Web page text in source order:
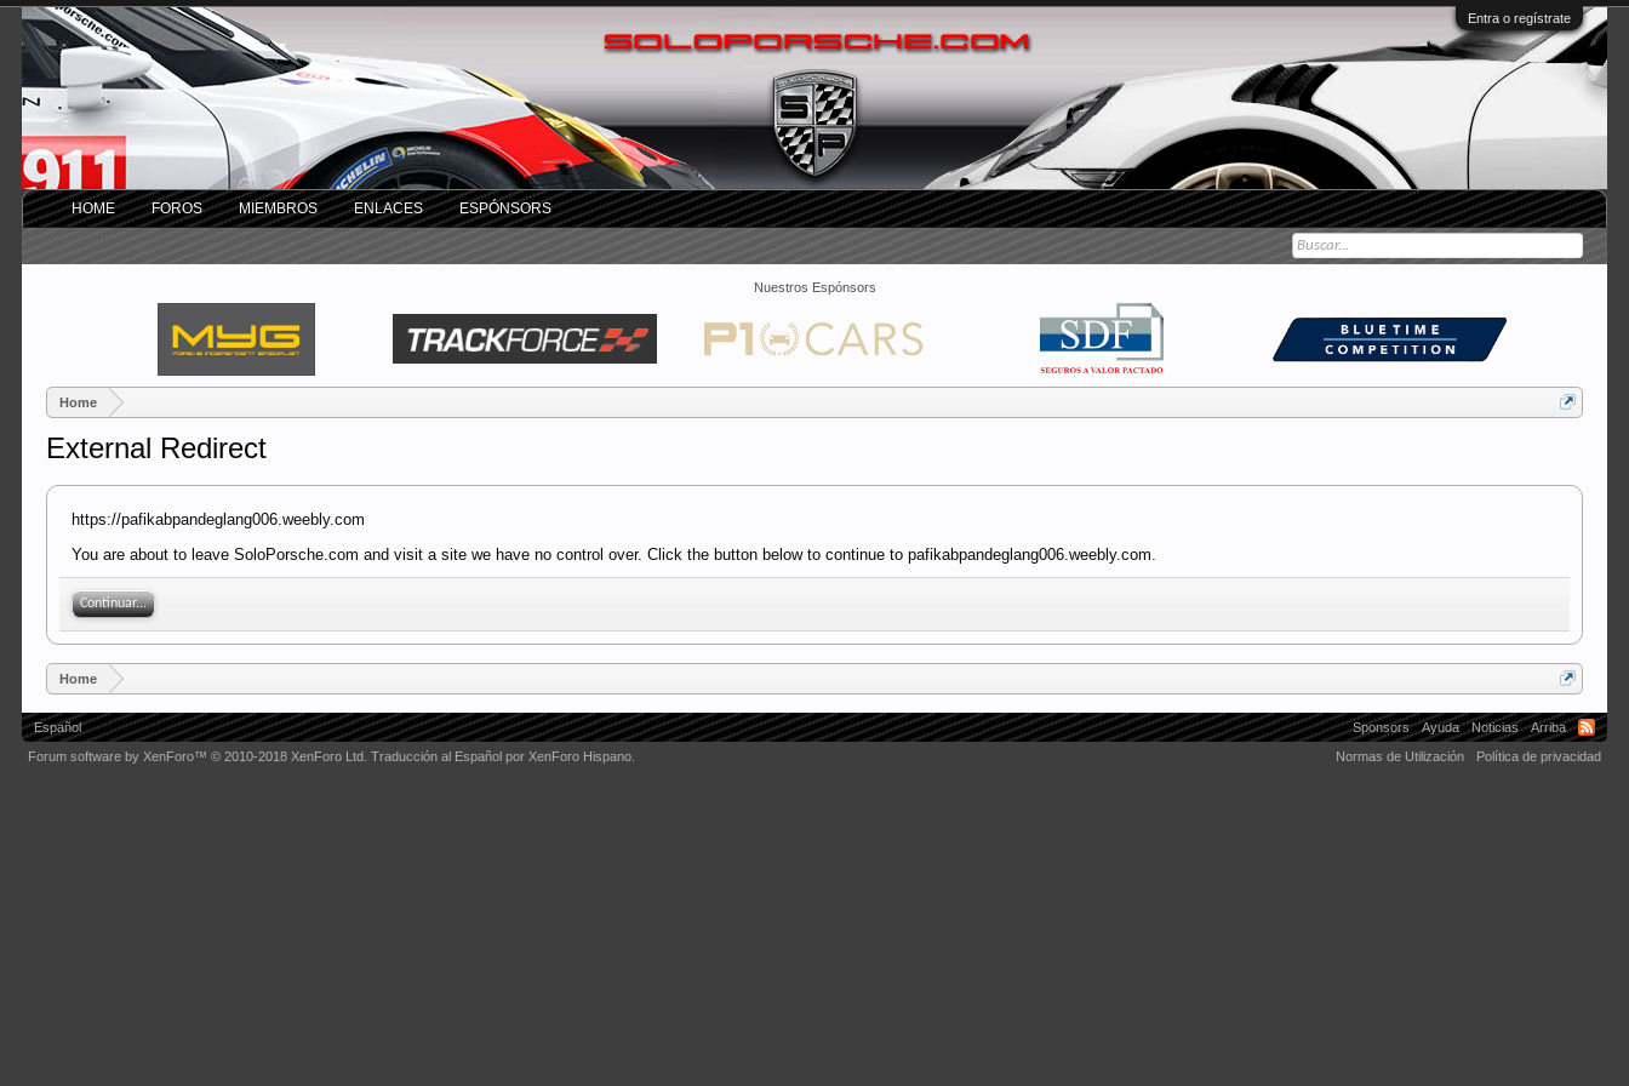
Entra o regístrate
Nuestros Espónsors
Home
External Redirect
https://pafikabpandeglang006.weebly.com
You are about to leave SoloPorsche.com and visit a site we have no control over. Click the button below to continue to pafikabpandeglang006.weebly.com.
Continuar...
Home
HOME FOROS MIEMBROS ENLACES ESPÓNSORS
Español Sponsors Ayuda Noticias
Arriba
Normas de Utilización
Política de privacidad
Forum software by XenForo™© 2010-2018 XenForo Ltd. Traducción al Español por XenForo Hispano.